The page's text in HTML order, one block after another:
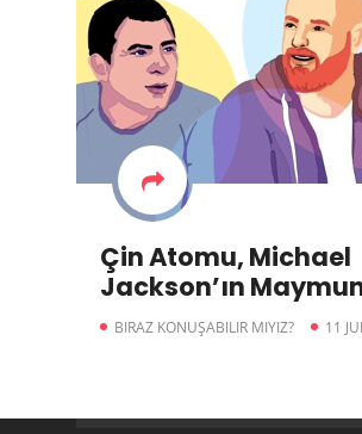
Çin Atomu, Michael
Jackson’ın
Biraz Konuşabilir
BIRAZ KONUŞABILIR MIYIZ? 11